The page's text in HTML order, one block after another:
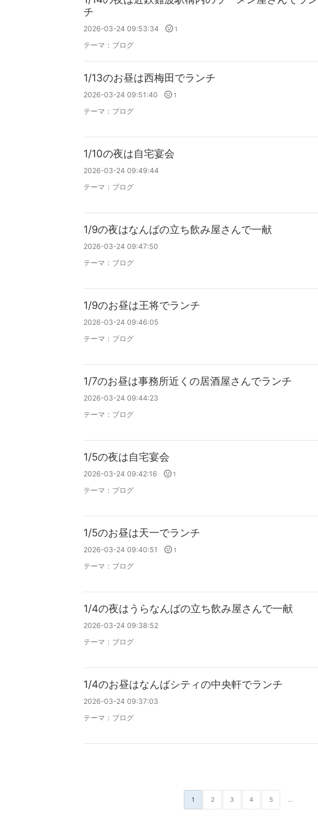
チ
2026-03-24 09:53:34 1
テーマ： ブログ
1/13のお昼は西梅田でランチ
2026-03-24 09:51:40 1
テーマ： ブログ
1/10の夜は自宅宴会
2026-03-24 09:49:44
テーマ： ブログ
1/9の夜はなんばの立ち飲み屋さんで一献
2026-03-24 09:47:50
テーマ： ブログ
1/9のお昼は王将でランチ
2026-03-24 09:46:05
テーマ： ブログ
1/7のお昼は事務所近くの居酒屋さんでランチ
2026-03-24 09:44:23
テーマ： ブログ
1/5の夜は自宅宴会
2026-03-24 09:42:16 1
テーマ： ブログ
1/5のお昼は天一でランチ
2026-03-24 09:40:51 1
テーマ： ブログ
1/4の夜はうらなんばの立ち飲み屋さんで一献
2026-03-24 09:38:52
テーマ： ブログ
1/4のお昼はなんばシティの中央軒でランチ
2026-03-24 09:37:03
テーマ： ブログ
1 2 3 4 5 …